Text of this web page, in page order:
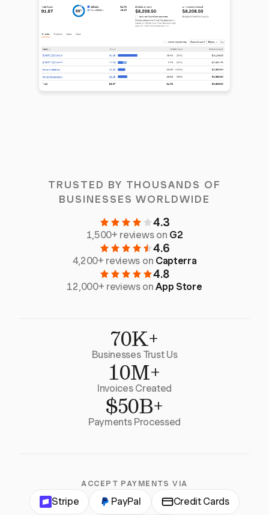
TRUSTED BY THOUSANDS OF
BUSINESSES WORLDWIDE
4.3
1,500+ reviews on G2
4.6
4,200+ reviews on Capterra
4.8
12,000+ reviews onApp Store
70K+
Businesses Trust Us
10M+
Invoices Created
$50B+
Payments Processed
ACCEPT PAYMENTS VIA
Stripe PayPal Credit Cards